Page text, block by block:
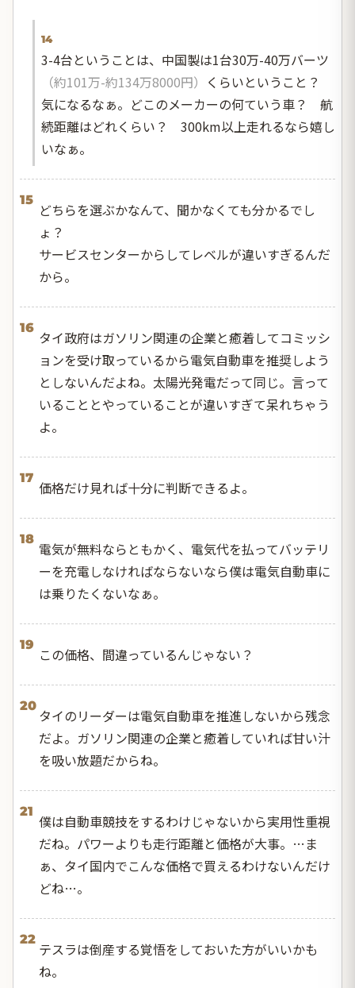
14
3-4台ということは、中国製は1台30万-40万バーツ
（約101万-約134万8000円） くらいということ？
気になるなぁ。どこのメーカーの何ていう車？ 航
続距離はどれくらい？ 300km以上走れるなら嬉し
いなぁ。
15
どちらを選ぶかなんて、聞かなくても分かるでし
ょ？
サービスセンターからしてレベルが違いすぎるんだ
から。
16
タイ政府はガソリン関連の企業と癒着してコミッシ
ョンを受け取っているから電気自動車を推奨しよう
としないんだよね。太陽光発電だって同じ。言って
いることとやっていることが違いすぎて呆れちゃう
よ。
17
価格だけ見れば十分に判断できるよ。
18
電気が無料ならともかく、電気代を払ってバッテリ
ーを充電しなければならないなら僕は電気自動車に
は乗りたくないなぁ。
19
この価格、間違っているんじゃない？
20
タイのリーダーは電気自動車を推進しないから残念
だよ。ガソリン関連の企業と癒着していれば甘い汁
を吸い放題だからね。
21
僕は自動車競技をするわけじゃないから実用性重視
だね。パワーよりも走行距離と価格が大事。…ま
ぁ、タイ国内でこんな価格で買えるわけないんだけ
どね…。
22
テスラは倒産する覚悟をしておいた方がいいかも
ね。